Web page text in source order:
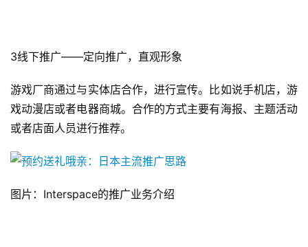
机
游
戏
单
游
3线下推广——定向推广，直观形象
游戏厂商通过与实体店合作，进行宣传。比如说手机店，游
戏动漫店或者电器商城。合作的方式主要有海报、主题活动
或者店面人员进行推荐。
图片：Interspace的推广业务介绍